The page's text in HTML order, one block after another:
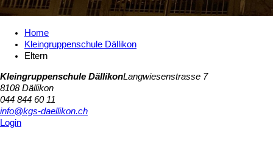
Home
Kleingruppenschule Dällikon
Eltern
Kleingruppenschule DällikonLangwiesenstrasse 7
8108 Dällikon
044 844 60 11
info@kgs-daellikon.ch
Login